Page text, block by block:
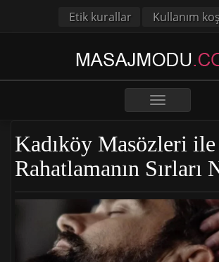
Etik kurallar Kullanım
Toggle
Kadıköy Masözleri ile
Rahatlamanın Sırları